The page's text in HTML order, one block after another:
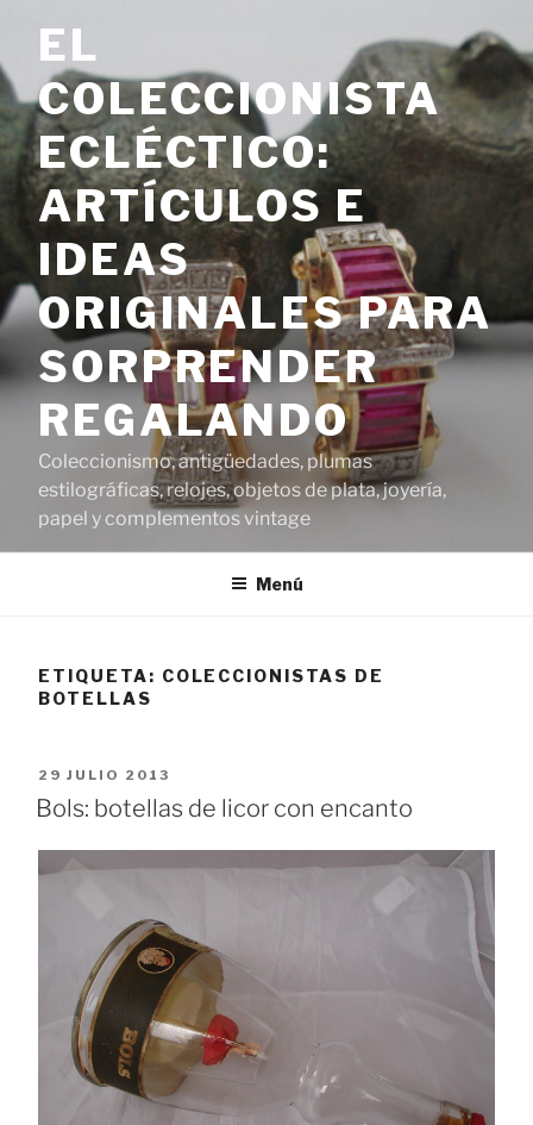
contenido
EL
COLECCIONISTA
ECLÉCTICO:
ARTÍCULOS E
IDEAS
ORIGINALES PARA
SORPRENDER
REGALANDO
Coleccionismo, antigüedades, plumas
estilográficas, relojes, objetos de plata, joyería,
papel y complementos vintage
Menú
ETIQUETA: COLECCIONISTAS DE
BOTELLAS
PUBLICADO
EL
29 JULIO 2013
Bols: botellas de licor con encanto